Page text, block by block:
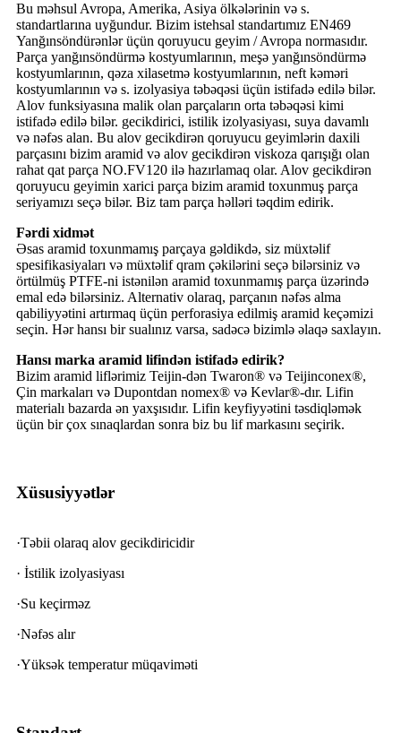
Bu məhsul Avropa, Amerika, Asiya ölkələrinin və s.
standartlarına uyğundur. Bizim istehsal standartımız EN469
Yanğınsöndürənlər üçün qoruyucu geyim / Avropa normasıdır.
Parça yanğınsöndürmə kostyumlarının, meşə yanğınsöndürmə
kostyumlarının, qəza xilasetmə kostyumlarının, neft kəməri
kostyumlarının və s. izolyasiya təbəqəsi üçün istifadə edilə bilər.
Alov funksiyasına malik olan parçaların orta təbəqəsi kimi
istifadə edilə bilər. gecikdirici, istilik izolyasiyası, suya davamlı
və nəfəs alan. Bu alov gecikdirən qoruyucu geyimlərin daxili
parçasını bizim aramid və alov gecikdirən viskoza qarışığı olan
rahat qat parça NO.FV120 ilə hazırlamaq olar. Alov gecikdirən
qoruyucu geyimin xarici parça bizim aramid toxunmuş parça
seriyamızı seçə bilər. Biz tam parça həlləri təqdim edirik.
Fərdi xidmət
Əsas aramid toxunmamış parçaya gəldikdə, siz müxtəlif
spesifikasiyaları və müxtəlif qram çəkilərini seçə bilərsiniz və
örtülmüş PTFE-ni istənilən aramid toxunmamış parça üzərində
emal edə bilərsiniz. Alternativ olaraq, parçanın nəfəs alma
qabiliyyətini artırmaq üçün perforasiya edilmiş aramid keçəmizi
seçin. Hər hansı bir sualınız varsa, sadəcə bizimlə əlaqə saxlayın.
Hansı marka aramid lifindən istifadə edirik?
Bizim aramid liflərimiz Teijin-dən Twaron® və Teijinconex®,
Çin markaları və Dupontdan nomex® və Kevlar®-dır. Lifin
materialı bazarda ən yaxşısıdır. Lifin keyfiyyətini təsdiqləmək
üçün bir çox sınaqlardan sonra biz bu lif markasını seçirik.
Xüsusiyyətlər
·Təbii olaraq alov gecikdiricidir
· İstilik izolyasiyası
·Su keçirməz
·Nəfəs alır
·Yüksək temperatur müqaviməti